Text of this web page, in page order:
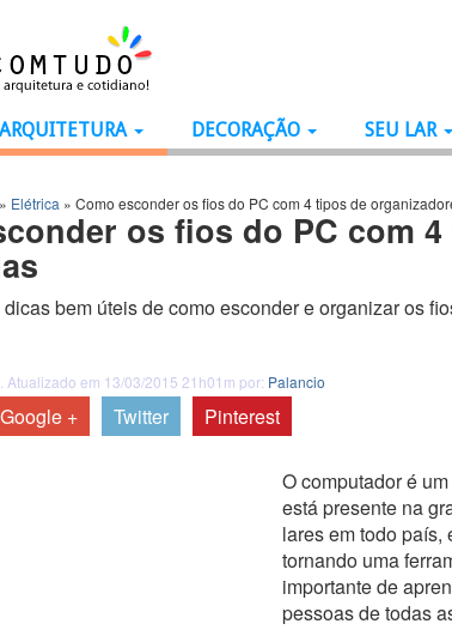
ARQUITETURA DECORAÇÃO SEU LAR
» Elétrica » Como esconder os fios do PC com 4 tipos de
os fios do PC com
bem úteis de como esconder e organizar os
Atualizado em 13/03/2015 21h01m por: Palancio
Google + Twitter Pinterest
O computador é
está presente na
lares em todo país,
tornando uma
importante de
pessoas de todas